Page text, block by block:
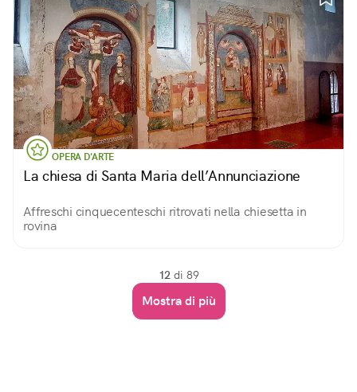
OPERA D'ARTE
La chiesa di Santa Maria dell’Annunciazione
Affreschi cinquecenteschi ritrovati nella chiesetta in
rovina
12 di 89
Mostra di più